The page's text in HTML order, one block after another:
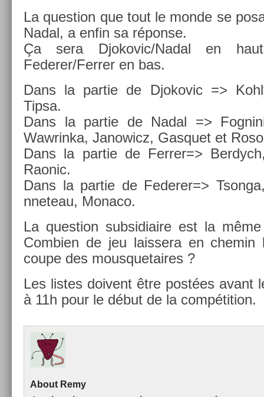
La ques­tion que tout le monde se
Nadal, a enfin sa réponse.
Ça sera Djokovic/Nad­al en
Federer/Ferr­er en bas.
Dans la par­tie de Djokovic =>
Tipsa.
Dans la par­tie de Nadal =>
Waw­rinka, Janowicz, Gas­quet et
Dans la par­tie de Ferr­er=>
Raonic.
Dans la par­tie de Feder­er=>
nneteau, Monaco.
La ques­tion sub­sidiaire est la
Com­bi­en de jeu lais­sera en chemin
coupe des mous­quetaires ?
Les li­stes doivent être postées avant
à 11h pour le début de la com­péti­tion.
About Remy